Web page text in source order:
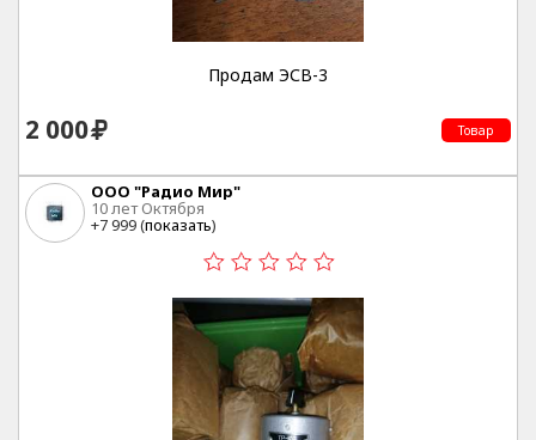
Продам ЭСВ-3
2 000 Товар
ООО "Радио Мир"
10 лет Октября
+7 999 (показать)